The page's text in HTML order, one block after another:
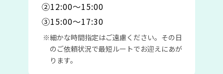
②12:00〜15:00
③15:00〜17:30
細かな時間指定はご遠慮ください。その日
のご依頼状況で最短ルートでお迎えにあが
ります。